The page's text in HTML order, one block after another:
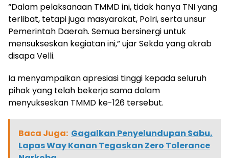
“Dalam pelaksanaan TMMD ini, tidak hanya TNI yang
terlibat, tetapi juga masyarakat, Polri, serta unsur
Pemerintah Daerah. Semua bersinergi untuk
mensukseskan kegiatan ini,” ujar Sekda yang akrab
disapa Velli.
Ia menyampaikan apresiasi tinggi kepada seluruh
pihak yang telah bekerja sama dalam
menyukseskan TMMD ke-126 tersebut.
Baca Juga: Gagalkan Penyelundupan Sabu,
Lapas Way Kanan Tegaskan Zero Tolerance